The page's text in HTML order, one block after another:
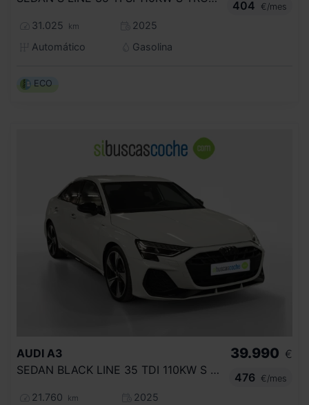
31.025 km
2025
Automático
Gasolina
404
€/mes
ECO
AUDI A3
SEDAN BLACK LINE 35 TDI 110KW S TRONIC
21.760 km
2025
39.990 €
476
€/mes